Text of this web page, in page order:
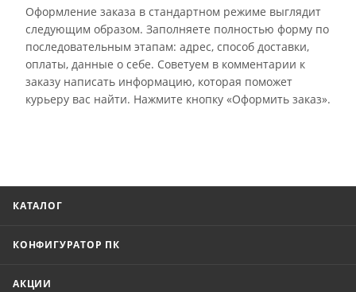
Оформление заказа в стандартном режиме выглядит
следующим образом. Заполняете полностью форму по
последовательным этапам: адрес, способ доставки,
оплаты, данные о себе. Советуем в комментарии к
заказу написать информацию, которая поможет
курьеру вас найти. Нажмите кнопку «Оформить заказ».
КАТАЛОГ
КОНФИГУРАТОР ПК
АКЦИИ